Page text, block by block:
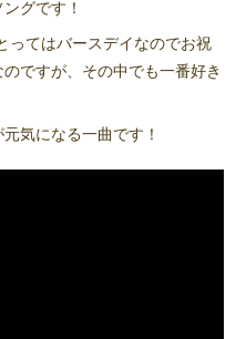
グです！
ってはバースデイなのでお祝
ですが、その中でも一番好き
気になる一曲です！